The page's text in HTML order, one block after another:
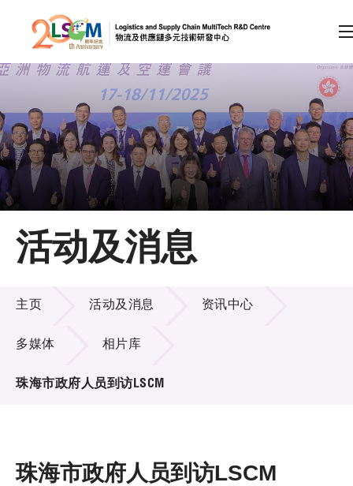
跳到内容（按回车键）
会员登录
A A EN 繁 简
主页
关于LSCM
技术商品化
项目及资助计划
活动及消息
活动及消息
主页 活动及消息 资讯中心
多媒体 相片库
珠海市政府人员到访LSCM
珠海市政府人员到访LSCM